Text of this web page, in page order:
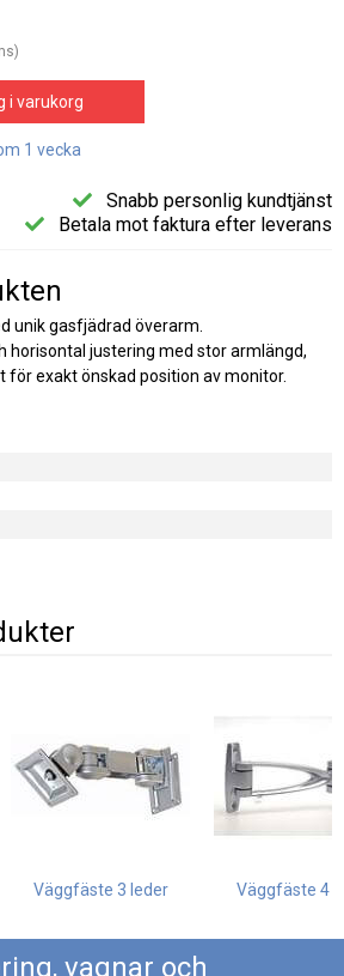
i varukorg
1 vecka
Snabb personlig kundtjänst
Betala mot faktura efter leverans
unik gasfjädrad överarm.
horisontal justering med stor armlängd,
för exakt önskad position av monitor.
Väggfäste 3 leder Väggfäste 4
vagnar och